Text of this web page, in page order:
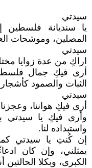
سيدتي
يا سنديانة فلسطين
المصلين، وموشحات
سيدتي
اراكِ من عدة زوايا
أرى فيكِ جمال
الثبات والصمود
سيدتي
أرى فيكِ هواننا،
وأرى فيكِ يا سيدتي
واستبداده لنا.
إن كُنتِ يا سيدتي
يمثلني، وإن كان
الكبرى، وبكلا